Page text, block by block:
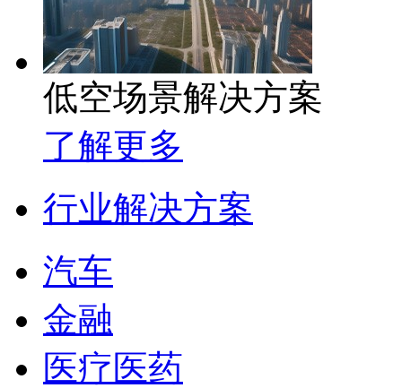
低空场景解决方案
了解更多
行业解决方案
汽车
金融
医疗医药